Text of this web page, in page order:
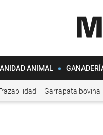
ANIMAL
Garrapata bovina